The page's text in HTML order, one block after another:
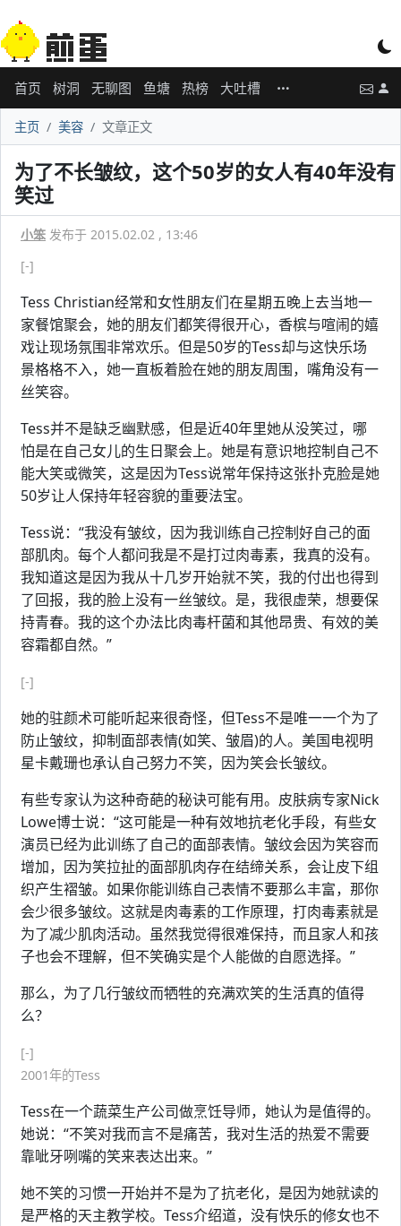
首页 树洞 无聊图 鱼塘 热榜 大吐槽
主页 美容 文章正文
为了不长皱纹，这个50岁的女人有40年没有
笑过
小笨 发布于 2015.02.02 , 13:46
[-]
Tess Christian经常和女性朋友们在星期五晚上去当地一
家餐馆聚会，她的朋友们都笑得很开心，香槟与喧闹的嬉
戏让现场氛围非常欢乐。但是50岁的Tess却与这快乐场
景格格不入，她一直板着脸在她的朋友周围，嘴角没有一
丝笑容。
Tess并不是缺乏幽默感，但是近40年里她从没笑过，哪
怕是在自己女儿的生日聚会上。她是有意识地控制自己不
能大笑或微笑，这是因为Tess说常年保持这张扑克脸是她
50岁让人保持年轻容貌的重要法宝。
Tess说：“我没有皱纹，因为我训练自己控制好自己的面
部肌肉。每个人都问我是不是打过肉毒素，我真的没有。
我知道这是因为我从十几岁开始就不笑，我的付出也得到
了回报，我的脸上没有一丝皱纹。是，我很虚荣，想要保
持青春。我的这个办法比肉毒杆菌和其他昂贵、有效的美
容霜都自然。”
[-]
她的驻颜术可能听起来很奇怪，但Tess不是唯一一个为了
防止皱纹，抑制面部表情(如笑、皱眉)的人。美国电视明
星卡戴珊也承认自己努力不笑，因为笑会长皱纹。
有些专家认为这种奇葩的秘诀可能有用。皮肤病专家Nick
Lowe博士说：“这可能是一种有效地抗老化手段，有些女
演员已经为此训练了自己的面部表情。皱纹会因为笑容而
增加，因为笑拉扯的面部肌肉存在结缔关系，会让皮下组
织产生褶皱。如果你能训练自己表情不要那么丰富，那你
会少很多皱纹。这就是肉毒素的工作原理，打肉毒素就是
为了减少肌肉活动。虽然我觉得很难保持，而且家人和孩
子也会不理解，但不笑确实是个人能做的自愿选择。”
那么，为了几行皱纹而牺牲的充满欢笑的生活真的值得
么？
[-]
2001年的Tess
Tess在一个蔬菜生产公司做烹饪导师，她认为是值得的。
她说：“不笑对我而言不是痛苦，我对生活的热爱不需要
靠呲牙咧嘴的笑来表达出来。”
她不笑的习惯一开始并不是为了抗老化，是因为她就读的
是严格的天主教学校。Tess介绍道，没有快乐的修女也不